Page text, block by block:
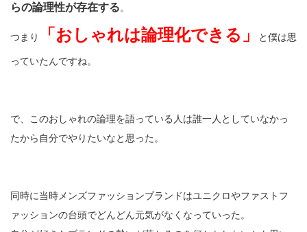
らの論理性が存在する。
つまり 「おしゃれは論理化できる」 と僕は思
っていたんですね。
で、このおしゃれの論理を語っている人は誰一人としていなかっ
たから自分でやりたいなと思った。
同時に当時メンズファッションブランドはユニクロやファストフ
ァッションの台頭でどんどん元気がなくなっていった。